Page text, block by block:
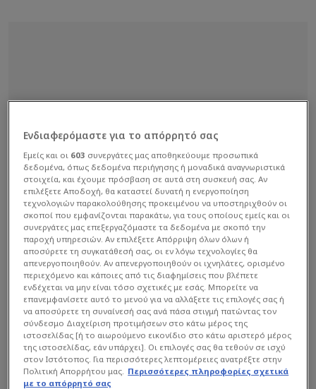
Ενδιαφερόμαστε για το απόρρητό σας
Εμείς και οι 603 συνεργάτες μας αποθηκεύουμε προσωπικά
δεδομένα, όπως δεδομένα περιήγησης ή μοναδικά αναγνωριστικά
στοιχεία, και έχουμε πρόσβαση σε αυτά στη συσκευή σας. Αν
επιλέξετε Αποδοχή, θα καταστεί δυνατή η ενεργοποίηση
τεχνολογιών παρακολούθησης προκειμένου να υποστηριχθούν οι
σκοποί που εμφανίζονται παρακάτω, για τους οποίους εμείς και οι
συνεργάτες μας επεξεργαζόμαστε τα δεδομένα με σκοπό την
παροχή υπηρεσιών. Αν επιλέξετε Απόρριψη όλων όλων ή
αποσύρετε τη συγκατάθεσή σας, οι εν λόγω τεχνολογίες θα
απενεργοποιηθούν. Αν απενεργοποιηθούν οι ιχνηλάτες, ορισμένο
περιεχόμενο και κάποιες από τις διαφημίσεις που βλέπετε
ενδέχεται να μην είναι τόσο σχετικές με εσάς. Μπορείτε να
επανεμφανίσετε αυτό το μενού για να αλλάξετε τις επιλογές σας ή
να αποσύρετε τη συναίνεσή σας ανά πάσα στιγμή πατώντας τον
σύνδεσμο Διαχείριση προτιμήσεων στο κάτω μέρος της
ιστοσελίδας [ή το αιωρούμενο εικονίδιο στο κάτω αριστερό μέρος
της ιστοσελίδας, εάν υπάρχει]. Οι επιλογές σας θα τεθούν σε ισχύ
στον Ιστότοπος. Για περισσότερες λεπτομέρειες ανατρέξτε στην
Πολιτική Απορρήτου μας. Περισσότερες πληροφορίες σχετικά
με το απόρρητό σας